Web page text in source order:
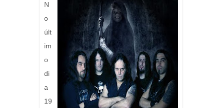
N
o
últ
im
o
di
a
19